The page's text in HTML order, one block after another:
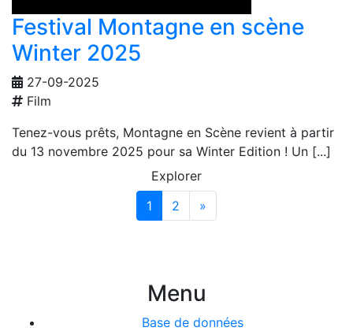
Festival Montagne en scène
Winter 2025
27-09-2025
Film
Tenez-vous prêts, Montagne en Scène revient à partir
du 13 novembre 2025 pour sa Winter Edition ! Un [...]
Explorer
1
2 »
Menu
Base de données